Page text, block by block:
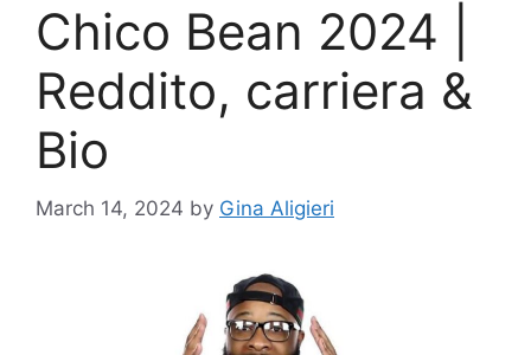
Chico Bean 2024 |
Reddito, carriera &
Bio
March 14, 2024 by Gina Aligieri